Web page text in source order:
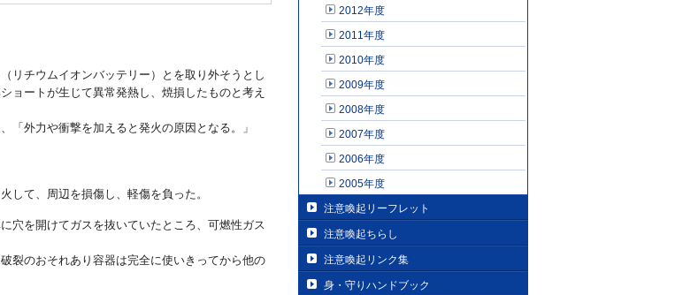
リチウムイオンバッテリー）とを取り外そうとし
ョートが生じて異常発熱し、焼損したものと考え
「外力や衝撃を加えると発火の原因となる。」
して、周辺を損傷し、軽傷を負った。
穴を開けてガスを抜いていたところ、可燃性ガス
裂のおそれあり容器は完全に使いきってから他の
2012年度
2011年度
2010年度
2009年度
2008年度
2007年度
2006年度
2005年度
注意喚起リーフレット
注意喚起ちらし
注意喚起リンク集
身・守りハンドブック